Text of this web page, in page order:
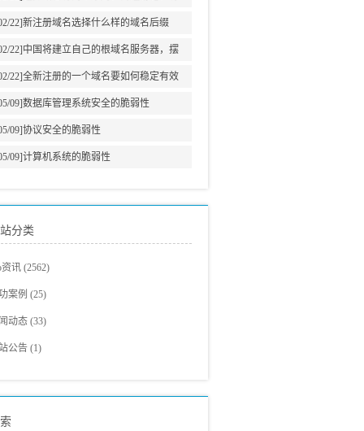
义22]新注册域名选择什么样的域名后缀
22] 中国将建立自己的根域名服务器，摆
美国牵制
22]全新注册的一个域名要如何稳定有效
增加网站权重?
09]数据库管理系统安全的脆弱性
09]协议安全的脆弱性
09]计算机系统的脆弱性
分类
资讯 (2562)
教程(705)
观点 (326)
新闻(293)
SEO(150)
营销
案例 (25)
建设案例
案例展示(2)
动态 (33)
公告 (1)